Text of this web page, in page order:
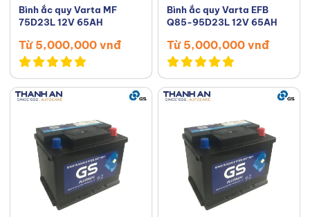
Bình ắc quy Varta MF
75D23L 12V 65AH
Từ 5,000,000 vnđ
Bình ắc quy Varta EFB
Q85-95D23L 12V 65AH
Từ 5,000,000 vnđ